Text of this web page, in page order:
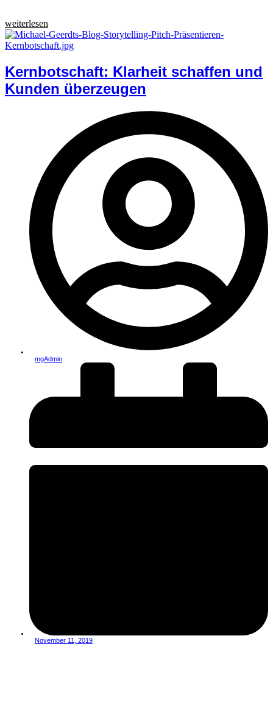
weiterlesen
Kernbotschaft: Klarheit schaffen und
Kunden überzeugen
mgAdmin
November 11, 2019